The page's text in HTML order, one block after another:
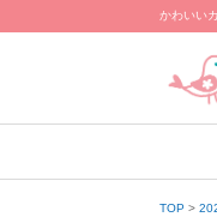
かわいい
TOP